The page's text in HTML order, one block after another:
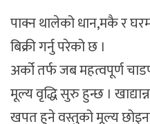
पाक्न थालेको धान,मकै र
बिक्री गर्नु परेको छ ।
अर्को तर्फ जब महत्वपूर्ण
मूल्य वृद्धि सुरु हुन्छ ।
खपत हुने वस्तुको मूल्य